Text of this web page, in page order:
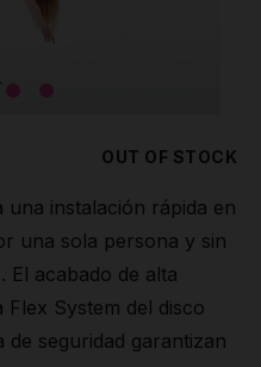
OUT OF STOCK
una instalación rápida en
una sola persona y sin
El acabado de alta
Flex System del disco
seguridad garantizan